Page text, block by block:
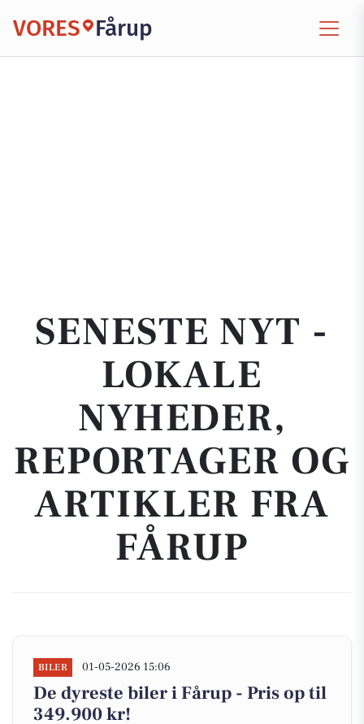
VORES Fårup
SENESTE NYT -
LOKALE
NYHEDER,
REPORTAGER OG
ARTIKLER FRA
FÅRUP
BILER 01-05-2026 15:06
De dyreste biler i Fårup - Pris op til
349.900 kr!